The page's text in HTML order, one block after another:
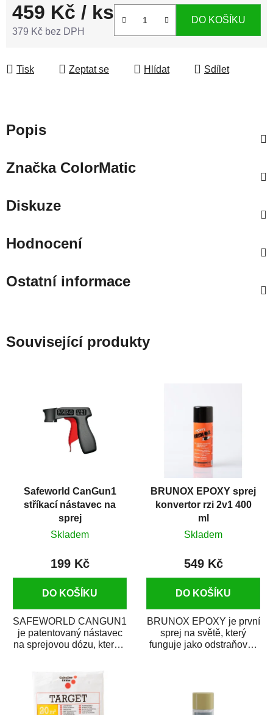
459 Kč / ks
379 Kč bez DPH
DO KOŠÍKU
Tisk Zeptat se Hlídat Sdílet
Popis
ZnačkaColorMatic
Diskuze
Hodnocení
Ostatní informace
Související produkty
Safeworld CanGun1
stříkací nástavec na
sprej
Skladem
199 Kč
DO KOŠÍKU
SAFEWORLD CANGUN1
je patentovaný nástavec
na sprejovou dózu, který ji
BRUNOX EPOXY sprej
konvertor rzi 2v1 400
ml
Skladem
549 Kč
DO KOŠÍKU
BRUNOX EPOXY je první
sprej na světě, který
funguje jako odstraňovač